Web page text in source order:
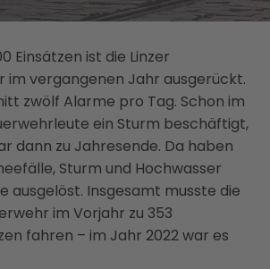
Einsätzen ist die Linzer
im vergangenen Jahr ausgerückt.
zwölf Alarme pro Tag. Schon im
ein Sturm beschäftigt,
dann zu Jahresende. Da haben
Sturm und Hochwasser
ausgelöst. Insgesamt musste die
im Vorjahr zu 353
fahren – im Jahr 2022 war es